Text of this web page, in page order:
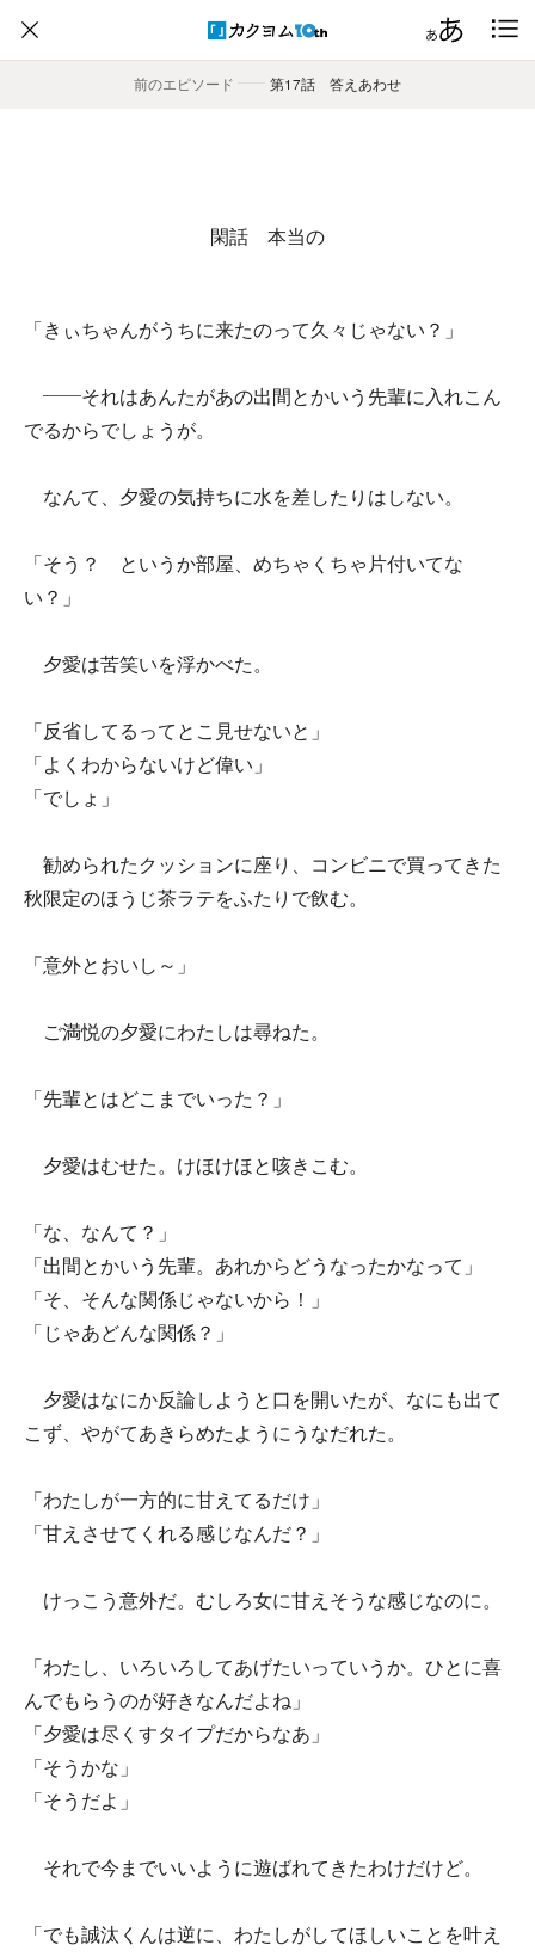
前のエピソード
―― 第17話 答えあわせ
閑話 本当の
「きぃちゃんがうちに来たのって久々じゃない？」
――それはあんたがあの出間とかいう先輩に入れこん
でるからでしょうが。
なんて、夕愛の気持ちに水を差したりはしない。
「そう？ というか部屋、めちゃくちゃ片付いてな
い？」
夕愛は苦笑いを浮かべた。
「反省してるってとこ見せないと」
「よくわからないけど偉い」
「でしょ」
勧められたクッションに座り、コンビニで買ってきた
秋限定のほうじ茶ラテをふたりで飲む。
「意外とおいし～」
ご満悦の夕愛にわたしは尋ねた。
「先輩とはどこまでいった？」
夕愛はむせた。けほけほと咳きこむ。
「な、なんて？」
「出間とかいう先輩。あれからどうなったかなって」
「そ、そんな関係じゃないから！」
「じゃあどんな関係？」
夕愛はなにか反論しようと口を開いたが、なにも出て
こず、やがてあきらめたようにうなだれた。
「わたしが一方的に甘えてるだけ」
「甘えさせてくれる感じなんだ？」
けっこう意外だ。むしろ女に甘えそうな感じなのに。
「わたし、いろいろしてあげたいっていうか。ひとに喜
んでもらうのが好きなんだよね」
「夕愛は尽くすタイプだからなあ」
「そうかな」
「そうだよ」
それで今までいいように遊ばれてきたわけだけど。
「でも誠汰くんは逆に、わたしがしてほしいことを叶え